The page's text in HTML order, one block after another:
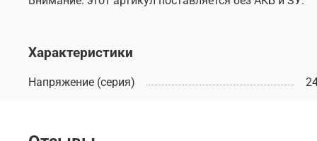
Характеристики
Напряжение (серия)